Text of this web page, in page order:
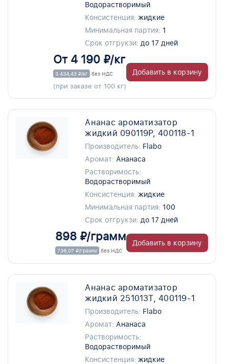
Водорастворимый
Консистенция: жидкие
Минимальная партия: 1
Срок отгрукзи: до 17 дней
От 4 190 ₽/кг
3 434,43 ₽/кг без НДС
(при заказе от 100 кг)
Добавить в корзину
Ананас ароматизатор
жидкий 090119P, 400118-1
Производитель: Flabo
Аромат: Ананаса
Растворимость:
Водорастворимый
Консистенция: жидкие
Минимальная партия: 100
Срок отгрукзи: до 17 дней
898 ₽/грамм
736,07 ₽/грамм без НДС
Добавить в корзину
Ананас ароматизатор
жидкий 251013T, 400119-1
Производитель: Flabo
Аромат: Ананаса
Растворимость:
Водорастворимый
Консистенция: жидкие